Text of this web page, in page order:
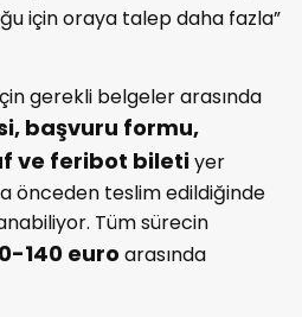
için oraya talep daha fazla”
gerekli belgeler arasında
başvuru formu,
ve feribot biletiyer
önceden teslim edildiğinde
Tüm sürecin
140 euro arasında